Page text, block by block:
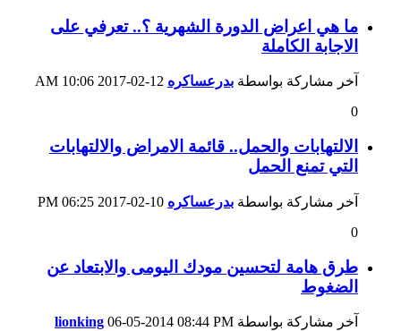
ما هي اعراض الدورة الشهرية ؟.. تعرفي على
الاجابة الكاملة
آخر مشاركة بواسطة بدرعساكره
10:06 AM
0
الالتهابات والحمل.. قائمة الامراض والالتهابات
التي تمنع الحمل
آخر مشاركة بواسطة بدرعساكره
06:25 PM
0
طرق هامة لتحسين مودك اليومى والابتعاد عن
الضغوط
آخر مشاركة بواسطة lionking 06-05-2014 08:44 PM